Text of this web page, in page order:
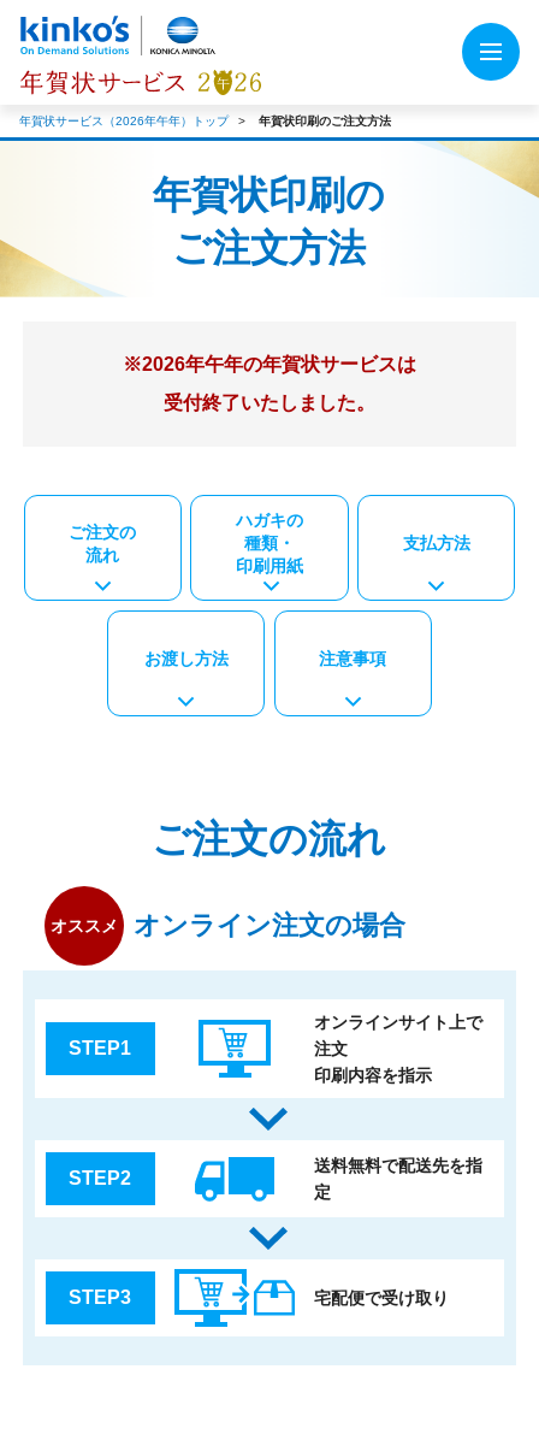
年賀状サービス（2026年午年）トップ 年賀状印刷のご注文方法
年賀状印刷の
ご注文方法
※2026年午年の年賀状サービスは
受付終了いたしました。
ご注文の
流れ
ハガキの
種類・
印刷用紙
支払方法
お渡し方法 注意事項
ご注文の流れ
オンライン注文の場合
オススメ
STEP1
オンラインサイト上で
注文
印刷内容を指示
STEP2
送料無料で配送先を指
定
STEP3 宅配便で受け取り